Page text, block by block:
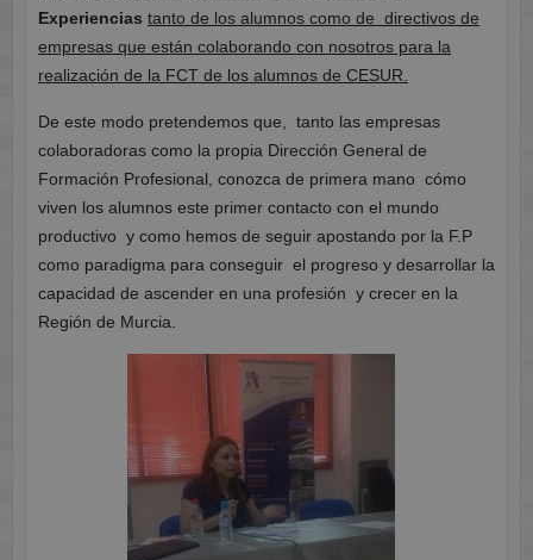
Experiencias tanto de los alumnos como de directivos de
empresas que están colaborando con nosotros para la
realización de la FCT de los alumnos de CESUR.
De este modo pretendemos que, tanto las empresas
colaboradoras como la propia Dirección General de
Formación Profesional, conozca de primera mano cómo
viven los alumnos este primer contacto con el mundo
productivo y como hemos de seguir apostando por la F.P
como paradigma para conseguir el progreso y desarrollar la
capacidad de ascender en una profesión y crecer en la
Región de Murcia.